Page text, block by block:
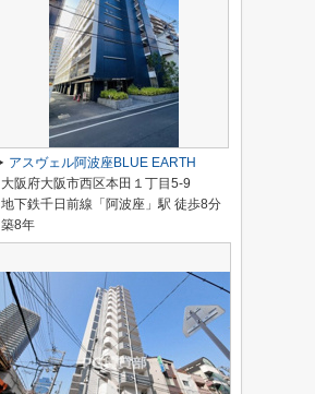
アスヴェル阿波座BLUE EARTH
大阪府大阪市西区本田１丁目5-9
地下鉄千日前線「阿波座」駅 徒歩8分
築8年